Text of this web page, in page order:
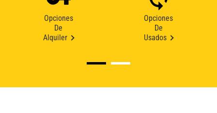
Opciones
De
Alquiler
Opciones
De
Usados